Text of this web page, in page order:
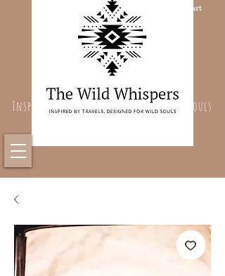
Cart
Inspired By Travels, Designed For Wild Souls